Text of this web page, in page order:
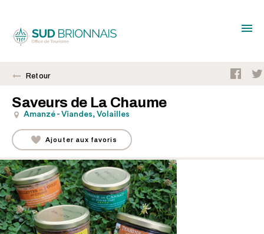
Retour
Saveurs de La Chaume
Amanzé - Viandes, Volailles
Ajouter aux favoris